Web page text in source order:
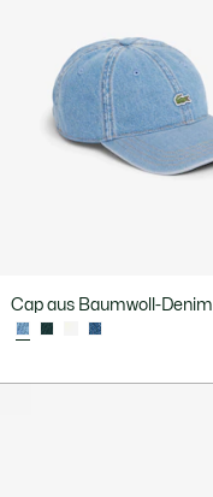
Cap aus Baumwoll-Denim